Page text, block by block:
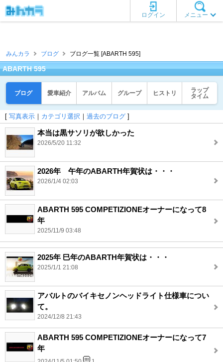
メニュー
ログイン
みんカラ ブログ ブログ一覧 [ABARTH 595]
ABARTH 595
ブログ 愛車紹介 アルバム グループ ヒストリ
ラップ
タイム
[ 写真表示 ｜ カテゴリ選択 ｜ 過去のブログ ]
本当は黒サソリが欲しかった
2026/5/20 11:32
2026年 午年のABARTH年賀状は・・・
2026/1/4 02:03
ABARTH 595 COMPETIZIONEオーナーになって8
年
2025/11/9 03:48
2025年 巳年のABARTH年賀状は・・・
2025/1/1 21:08
アバルトのバイキセノンヘッドライト仕様車につい
て。
2024/12/8 21:43
ABARTH 595 COMPETIZIONEオーナーになって7
年